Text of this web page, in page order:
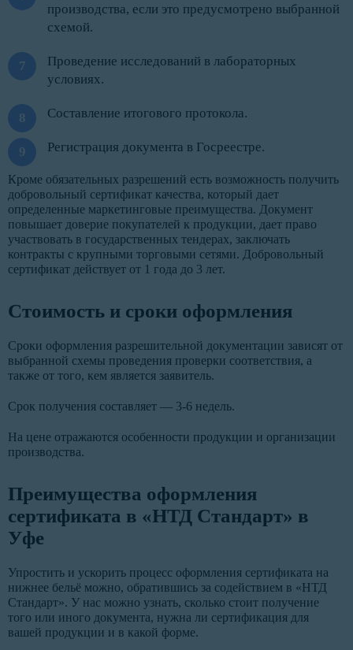
производства, если это предусмотрено выбранной
схемой.
Проведение исследований в лабораторных
условиях.
Составление итогового протокола.
Регистрация документа в Госреестре.
Кроме обязательных разрешений есть возможность получить
добровольный сертификат качества, который дает
определенные маркетинговые преимущества. Документ
повышает доверие покупателей к продукции, дает право
участвовать в государственных тендерах, заключать
контракты с крупными торговыми сетями. Добровольный
сертификат действует от 1 года до 3 лет.
Стоимость и сроки оформления
Сроки оформления разрешительной документации зависят от
выбранной схемы проведения проверки соответствия, а
также от того, кем является заявитель.
Срок получения составляет — 3-6 недель.
На цене отражаются особенности продукции и организации
производства.
Преимущества оформления
сертификата в «НТД Стандарт» в
Уфе
Упростить и ускорить процесс оформления сертификата на
нижнее бельё можно, обратившись за содействием в «НТД
Стандарт». У нас можно узнать, сколько стоит получение
того или иного документа, нужна ли сертификация для
вашей продукции и в какой форме.